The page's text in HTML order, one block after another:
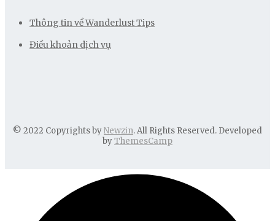
Thông tin về Wanderlust Tips
Điều khoản dịch vụ
© 2022 Copyrights byNewzin. All Rights Reserved. Developed
byThemesCamp